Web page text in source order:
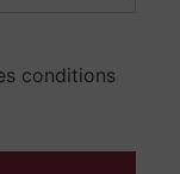
conditions